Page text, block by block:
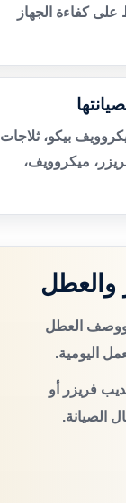
كفاءة الجهاز
بيكو، ثلاجات
ميكروويف،
والعطل
ووصف العطل
اليومية.
فريزر أو
الصيانة.